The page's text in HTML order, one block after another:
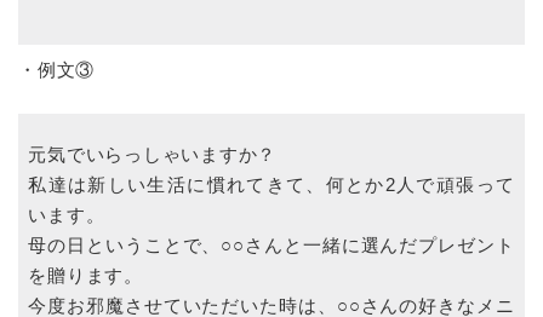
・例文③
元気でいらっしゃいますか？
私達は新しい生活に慣れてきて、何とか2人で頑張って
います。
母の日ということで、○○さんと一緒に選んだプレゼント
を贈ります。
今度お邪魔させていただいた時は、○○さんの好きなメニ